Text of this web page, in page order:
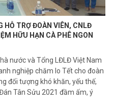
HỖ TRỢ ĐOÀN VIÊN, CNLĐ
HỮU HẠN CÀ PHÊ NGON
nước và Tổng LĐLĐ Việt Nam
nghiệp chăm lo Tết cho đoàn
đối tượng khó khăn, yếu thế,
Tân Sửu 2021 đầm ấm, ý